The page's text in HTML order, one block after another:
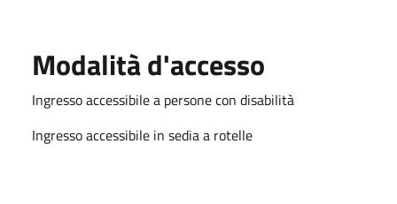
Modalità d'accesso
Ingresso accessibile a persone con disabilità
Ingresso accessibile in sedia a rotelle